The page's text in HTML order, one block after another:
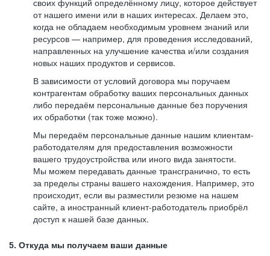
своих функций определённому лицу, которое действует
от нашего имени или в наших интересах. Делаем это,
когда не обладаем необходимым уровнем знаний или
ресурсов — например, для проведения исследований,
направленных на улучшение качества и/или создания
новых наших продуктов и сервисов.
В зависимости от условий договора мы поручаем
контрагентам обработку ваших персональных данных
либо передаём персональные данные без поручения
их обработки (так тоже можно).
Мы передаём персональные данные нашим клиентам-
работодателям для предоставления возможности
вашего трудоустройства или иного вида занятости.
Мы можем передавать данные трансгранично, то есть
за пределы страны вашего нахождения. Например, это
происходит, если вы разместили резюме на нашем
сайте, а иностранный клиент-работодатель приобрёл
доступ к нашей базе данных.
5. Откуда мы получаем ваши данные